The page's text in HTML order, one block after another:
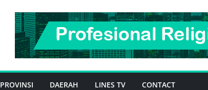
PROVINSI DAERAH LINES TV CONTACT